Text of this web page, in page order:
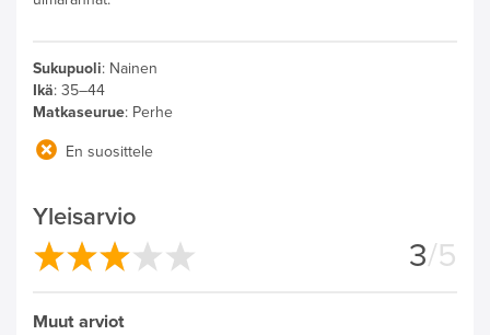
Sukupuoli: Nainen
Ikä: 35–44
Matkaseurue: Perhe
En suosittele
Yleisarvio
3/5
Muut arviot